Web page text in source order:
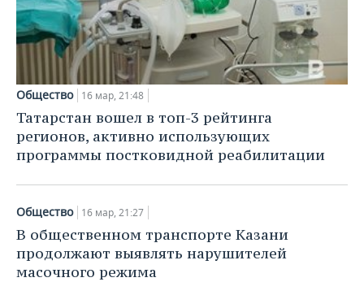
Общество 16 мар, 21:48
Татарстан вошел в топ-3 рейтинга
регионов, активно использующих
программы постковидной реабилитации
Общество 16 мар, 21:27
В общественном транспорте Казани
продолжают выявлять нарушителей
масочного режима